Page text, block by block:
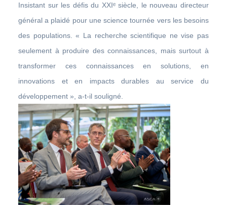
Insistant sur les défis du XXIᵉ siècle, le nouveau directeur
général a plaidé pour une science tournée vers les besoins
des populations. « La recherche scientifique ne vise pas
seulement à produire des connaissances, mais surtout à
transformer ces connaissances en solutions, en
innovations et en impacts durables au service du
développement », a-t-il souligné.